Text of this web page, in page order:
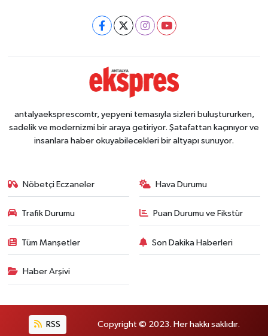
antalyaeksprescomtr, yepyeni temasıyla sizleri buluştururken,
sadelik ve modernizmi bir araya getiriyor. Şatafattan kaçınıyor ve
insanlara haber okuyabilecekleri bir altyapı sunuyor.
Nöbetçi Eczaneler Hava Durumu
Trafik Durumu Puan Durumu ve Fikstür
Tüm Manşetler Son Dakika Haberleri
Haber Arşivi
RSS Copyright © 2023. Her hakkı saklıdır.